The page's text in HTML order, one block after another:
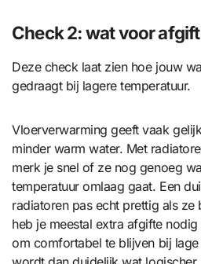
Check 2: wat voor
Deze check laat zien hoe jouw
gedraagt bij lagere temperatuur.
Vloerverwarming geeft vaak
minder warm water. Met
merk je snel of ze nog genoeg
temperatuur omlaag gaat. Een
radiatoren pas echt prettig als ze
heb je meestal extra afgifte
om comfortabel te blijven bij